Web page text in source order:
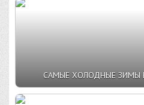
САМЫЕ ХОЛОДНЫЕ ЗИМЫ